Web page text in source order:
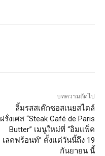
บทความถัดไป
ลิ้มรสสเต๊กซอสเนยสไตล์
ฝรั่งเศส “Steak Café de Paris
Butter” เมนูใหม่ที่ “อิมเเพ็ค
เลคฟร้อนท์” ตั้งแต่วันนี้ถึง 19
กันยายน นี้